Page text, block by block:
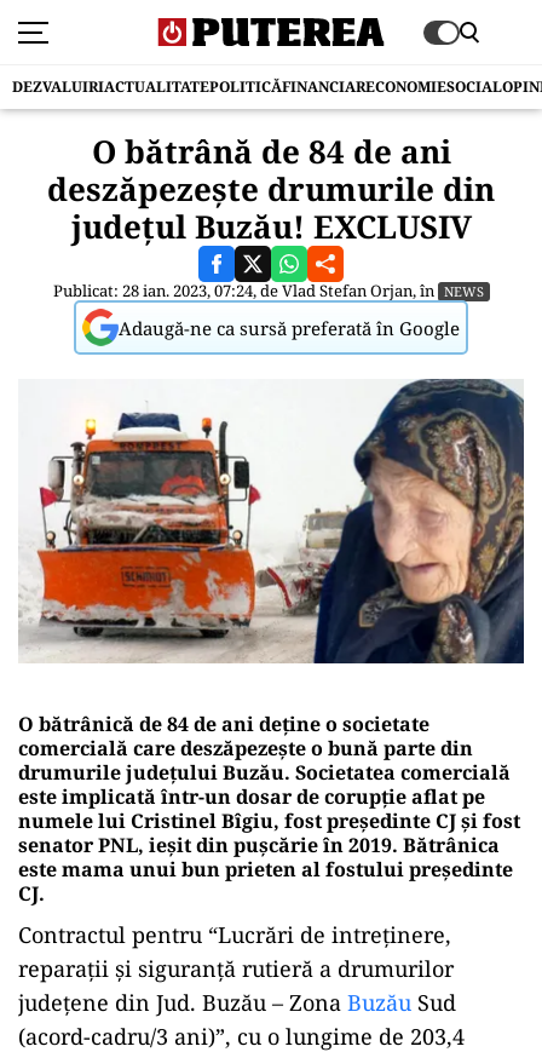
DEZVALUIRIACTUALITATEPOLITICĂFINANCIARECONOMIESOCIAL
O bătrână de 84 de ani
deszăpezește drumurile din
județul Buzău! EXCLUSIV
Publicat: 28 ian. 2023, 07:24, deVlad Stefan Orjan, în NEWS
Adaugă-ne ca sursă preferată în Google
O bătrânică de 84 de ani deține o societate
comercială care deszăpezește o bună parte din
drumurile județului Buzău. Societatea comercială
este implicată într-un dosar de corupție aflat pe
numele lui Cristinel Bîgiu, fost președinte CJ și fost
senator PNL, ieșit din pușcărie în 2019. Bătrânica
este mama unui bun prieten al fostului președinte
CJ.
Contractul pentru “Lucrări de intreținere,
reparații și siguranță rutieră a drumurilor
județene din Jud. Buzău – Zona Buzău Sud
(acord-cadru/3 ani)”, cu o lungime de 203,4